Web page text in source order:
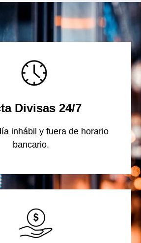
Divisas 24/7
inhábil y fuera de horario
bancario.